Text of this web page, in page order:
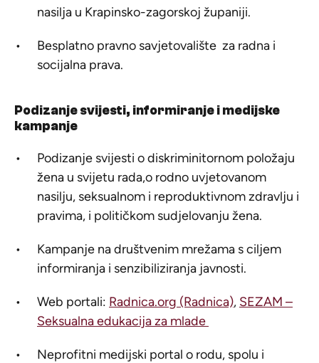
nasilja u Krapinsko-zagorskoj županiji.
Besplatno pravno savjetovalište za radna i
socijalna prava.
Podizanje svijesti, informiranje i medijske
kampanje
Podizanje svijesti o diskriminitornom položaju
žena u svijetu rada,o rodno uvjetovanom
nasilju, seksualnom i reproduktivnom zdravlju i
pravima, i političkom sudjelovanju žena.
Kampanje na društvenim mrežama s ciljem
informiranja i senzibiliziranja javnosti.
Web portali: Radnica.org (Radnica), SEZAM –
Seksualna edukacija za mlade
Neprofitni medijski portal o rodu, spolu i